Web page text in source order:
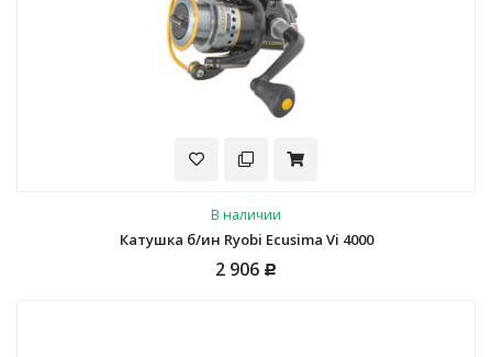
В наличии
Катушка б/ин Ryobi Ecusima Vi 4000
2 906 Р